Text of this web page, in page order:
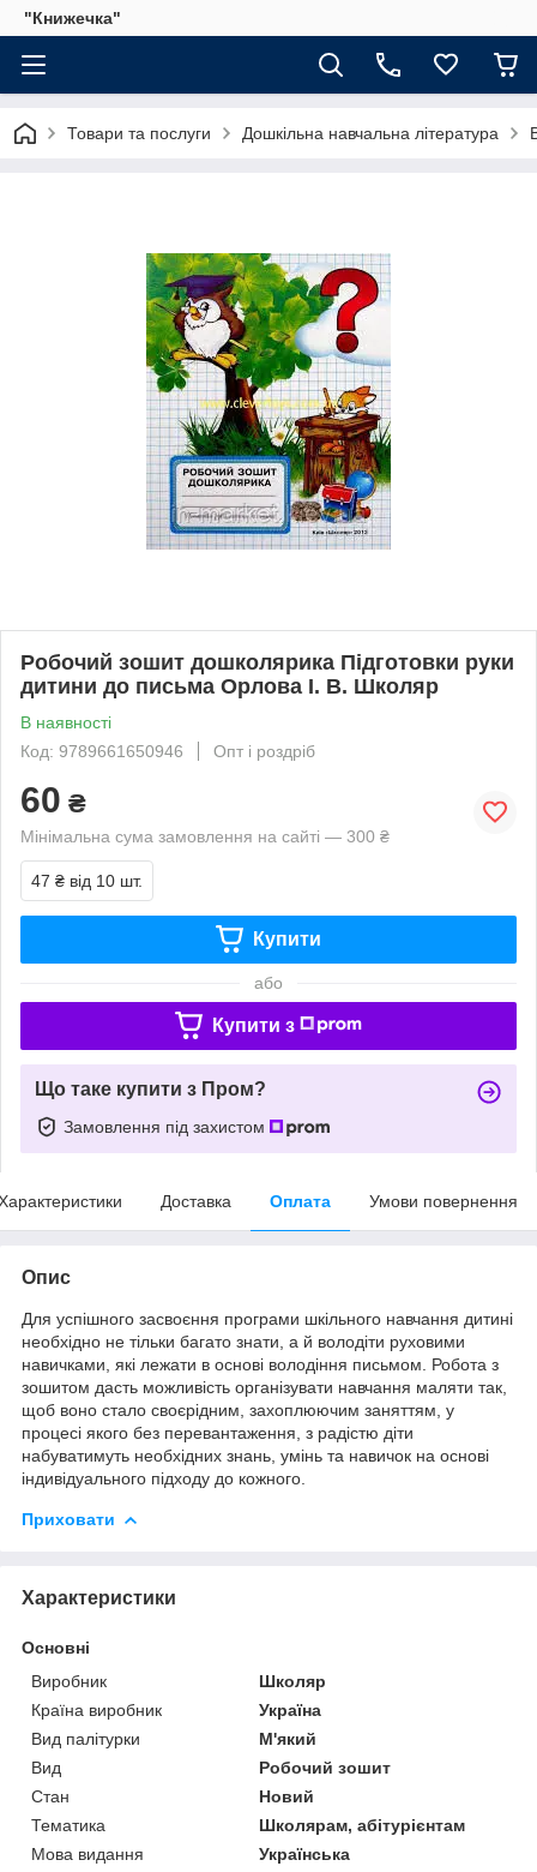
"Книжечка"
Товари та послуги Дошкільна навчальна література
Робочий зошит дошколярика Підготовки руки
дитини до письма Орлова І. В. Школяр
В наявності
Код: 9789661650946
Опт і роздріб
60 ₴
Мінімальна сума замовлення на сайті — 300 ₴
47 ₴ від 10 шт.
Купити
або
Купити з
Що таке купити з Пром?
Замовлення під захистом
Доставка Оплата Умови повернення
Опис
Для успішного засвоєння програми шкільного навчання дитині
необхідно не тільки багато знати, а й володіти руховими
навичками, які лежати в основі володіння письмом. Робота з
зошитом дасть можливість організувати навчання маляти так,
щоб воно стало своєрідним, захоплюючим заняттям, у
процесі якого без перевантаження, з радістю діти
набуватимуть необхідних знань, умінь та навичок на основі
індивідуального підходу до кожного.
Приховати
Характеристики
Основні
Виробник
Школяр
Країна виробник
Україна
Вид палітурки
М'який
Вид
Робочий зошит
Стан
Новий
Тематика
Школярам, абітурієнтам
Мова видання
Українська